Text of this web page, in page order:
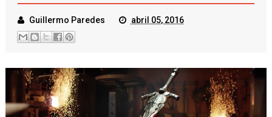
Guillermo Paredes abril 05, 2016